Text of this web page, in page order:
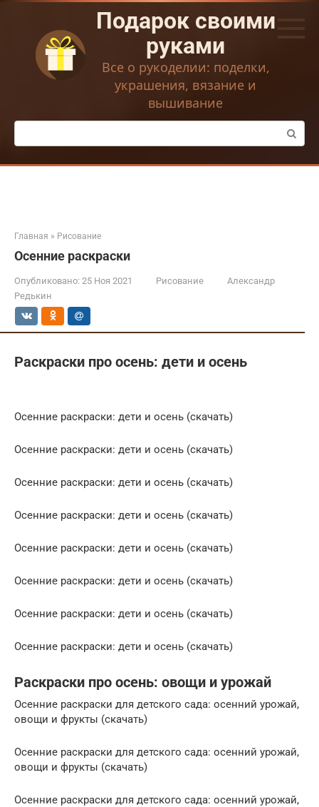
Перейти
контенту
Подарок своими
руками
Все о рукоделии: поделки,
украшения, вязание и
вышивание
Поиск:
Главная » Рисование
Осенние раскраски
Опубликовано: 25 Ноя 2021 Рисование
Александр
Редькин
Раскраски про осень: дети и осень
Осенние раскраски: дети и осень (скачать)
Осенние раскраски: дети и осень (скачать)
Осенние раскраски: дети и осень (скачать)
Осенние раскраски: дети и осень (скачать)
Осенние раскраски: дети и осень (скачать)
Осенние раскраски: дети и осень (скачать)
Осенние раскраски: дети и осень (скачать)
Осенние раскраски: дети и осень (скачать)
Раскраски про осень: овощи и урожай
Осенние раскраски для детского сада: осенний урожай,
овощи и фрукты (скачать)
Осенние раскраски для детского сада: осенний урожай,
овощи и фрукты (скачать)
Осенние раскраски для детского сада: осенний урожай,